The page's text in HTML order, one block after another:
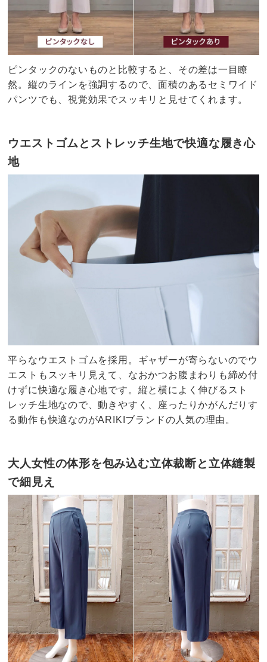
ピンタックのないものと比較すると、その差は一目瞭
然。縦のラインを強調するので、面積のあるセミワイド
パンツでも、視覚効果でスッキリと見せてくれます。
ウエストゴムとストレッチ生地で快適な履き心
地
平らなウエストゴムを採用。ギャザーが寄らないのでウ
エストもスッキリ見えて、なおかつお腹まわりも締め付
けずに快適な履き心地です。縦と横によく伸びるスト
レッチ生地なので、動きやすく、座ったりかがんだりす
る動作も快適なのがARIKIブランドの人気の理由。
大人女性の体形を包み込む立体裁断と立体縫製
で細見え